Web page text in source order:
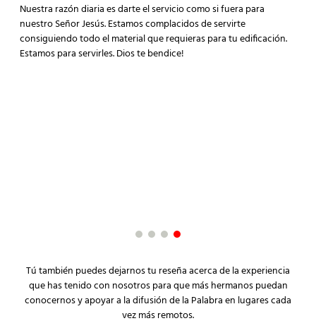
Nuestra razón diaria es darte el servicio como si fuera para
nuestro Señor Jesús. Estamos complacidos de servirte
consiguiendo todo el material que requieras para tu edificación.
Estamos para servirles. Dios te bendice!
Tú también puedes dejarnos tu reseña acerca de la experiencia
que has tenido con nosotros para que más hermanos puedan
conocernos y apoyar a la difusión de la Palabra en lugares cada
vez más remotos.